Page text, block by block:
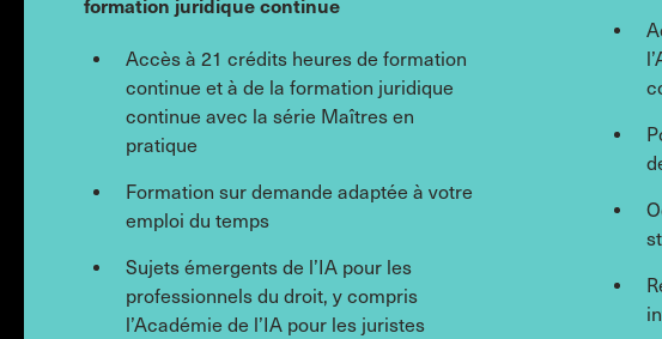
formation juridique continue
Accès à 21 crédits heures de formation
continue et à de la formation juridique
continue avec la série Maîtres en
pratique
Formation sur demande adaptée à votre
emploi du temps
Sujets émergents de l’IA pour les
professionnels du droit, y compris
l’Académie de l’IA pour les juristes